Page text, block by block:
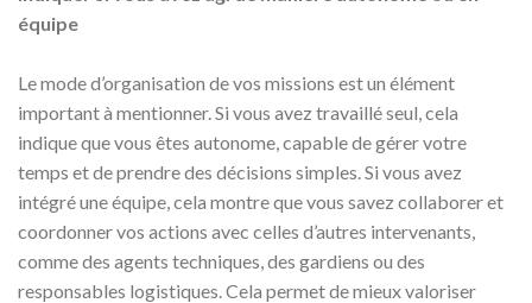
équipe
Le mode d’organisation de vos missions est un élément
important à mentionner. Si vous avez travaillé seul, cela
indique que vous êtes autonome, capable de gérer votre
temps et de prendre des décisions simples. Si vous avez
intégré une équipe, cela montre que vous savez collaborer et
coordonner vos actions avec celles d’autres intervenants,
comme des agents techniques, des gardiens ou des
responsables logistiques. Cela permet de mieux valoriser